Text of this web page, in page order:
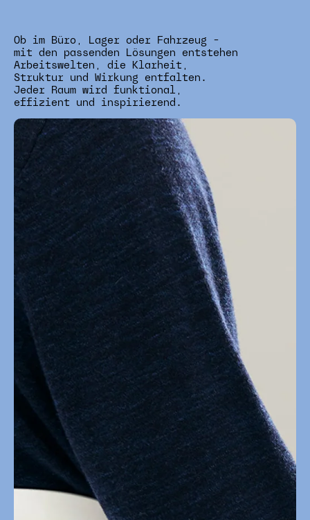
Ob im Büro, Lager oder Fahrzeug –
mit den passenden Lösungen entstehen
Arbeitswelten, die Klarheit,
Struktur und Wirkung entfalten.
Jeder Raum wird funktional,
effizient und inspirierend.